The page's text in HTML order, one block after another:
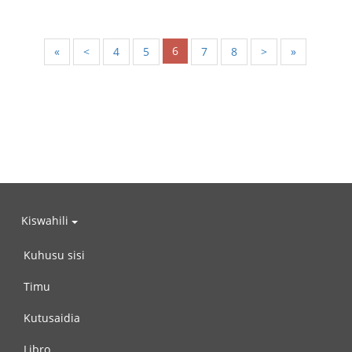
« < 4 5 6 7 8 > »
Kiswahili
Kuhusu sisi
Timu
Kutusaidia